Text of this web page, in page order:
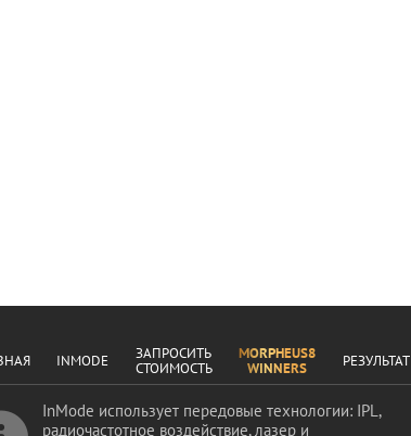
INMODE
ЗАПРОСИТЬ
СТОИМОСТЬ
MORPHEUS8
WINNERS
РЕЗУЛЬТАТ
InMode использует передовые технологии: IPL,
радиочастотное воздействие, лазер и